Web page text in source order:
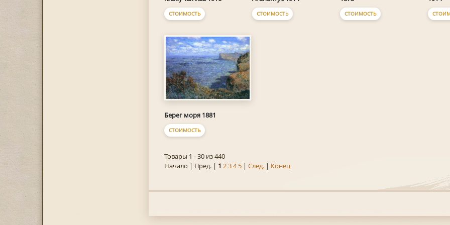
СТОИМОСТЬ СТОИМОСТЬ СТОИМОСТЬ
Берег моря 1881
СТОИМОСТЬ
Товары 1 - 30 из 440
Начало | Пред. | 1 234 5| След.| Конец